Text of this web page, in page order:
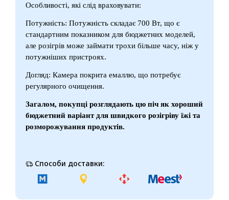
Особливості, які слід враховувати:
Потужність: Потужність складає 700 Вт, що є
стандартним показником для бюджетних моделей,
але розігрів може займати трохи більше часу, ніж у
потужніших пристроях.
Догляд: Камера покрита емаллю, що потребує
регулярного очищення.
Загалом, покупці розглядають цю піч як хороший
бюджетний варіант для швидкого розігріву їжі та
розморожування продуктів.
Способи доставки: